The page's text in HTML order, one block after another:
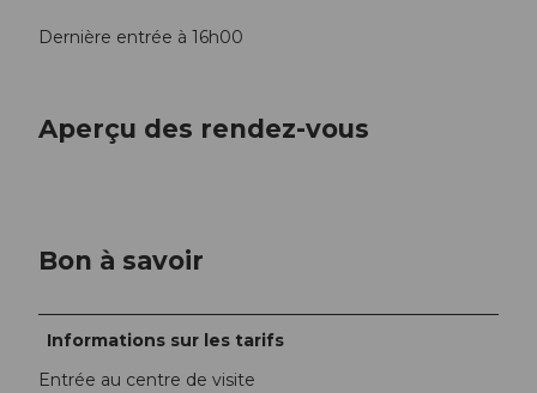
Dernière entrée à 16h00
Aperçu des rendez-vous
Bon à savoir
Informations sur les tarifs
Entrée au centre de visite